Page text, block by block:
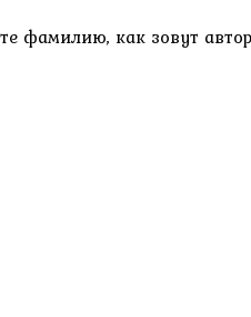
фамилию, как зовут